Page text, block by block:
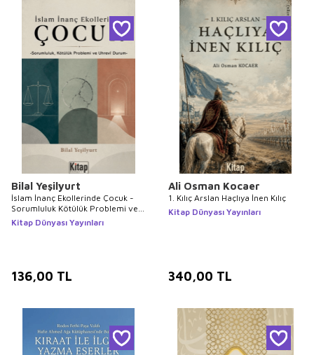
Bilal Yeşilyurt
İslam İnanç Ekollerinde Çocuk -
Sorumluluk Kötülük Problemi ve
Uhrevi Durum
Kitap Dünyası Yayınları
136,00 TL
Ali Osman Kocaer
1. Kılıç Arslan Haçlıya İnen Kılıç
Kitap Dünyası Yayınları
340,00 TL